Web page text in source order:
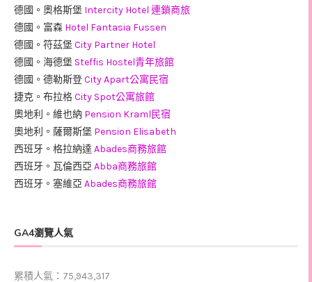
德國。奧格斯堡 Intercity Hotel 連鎖商旅
德國。富森 Hotel Fantasia Fussen
德國。符茲堡 City Partner Hotel
德國。海德堡 Steffis Hostel青年旅館
德國。德勒斯登City Apart公寓民宿
捷克。布拉格City Spot公寓旅館
奧地利。維也納 Pension Kraml民宿
奧地利。薩爾斯堡 Pension Elisabeth
西班牙。格拉納達 Abades商務旅館
西班牙。瓦倫西亞 Abba商務旅館
西班牙。塞維亞 Abades商務旅館
GA4瀏覽人氣
累積人氣：75,943,317